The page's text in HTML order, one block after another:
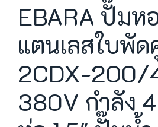
EBARA ปั๊มห
แตนเลสใบพัด
2CDX-200/
380V กำลัง